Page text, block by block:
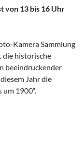
von 13 bis 16 Uhr
Kamera Sammlung
die historische
beeindruckender
Jahr die
1900“.